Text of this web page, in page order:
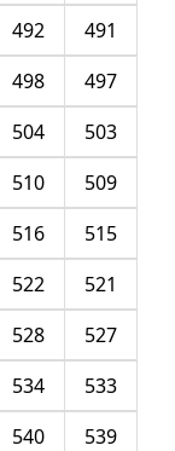
491
492
497
498
503
504
509
510
515
516
521
522
527
528
533
534
539
540